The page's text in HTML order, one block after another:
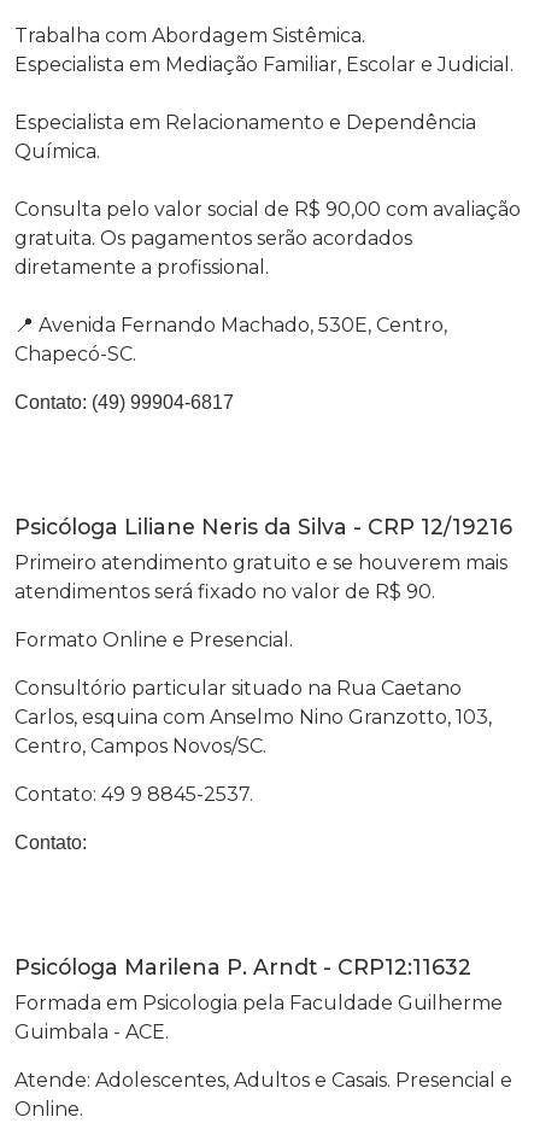
Trabalha com Abordagem Sistêmica.
Especialista em Mediação Familiar, Escolar e Judicial.
Especialista em Relacionamento e Dependência
Química.
Consulta pelo valor social de R$ 90,00 com avaliação
gratuita. Os pagamentos serão acordados
diretamente a profissional.
📍 Avenida Fernando Machado, 530E, Centro,
Chapecó-SC.
Contato: (49) 99904-6817
Psicóloga Liliane Neris da Silva - CRP 12/19216
Primeiro atendimento gratuito e se houverem mais
atendimentos será fixado no valor de R$ 90.
Formato Online e Presencial.
Consultório particular situado na Rua Caetano
Carlos, esquina com Anselmo Nino Granzotto, 103,
Centro, Campos Novos/SC.
Contato: 49 9 8845-2537.
Contato:
Psicóloga Marilena P. Arndt - CRP12:11632
Formada em Psicologia pela Faculdade Guilherme
Guimbala - ACE.
Atende: Adolescentes, Adultos e Casais. Presencial e
Online.